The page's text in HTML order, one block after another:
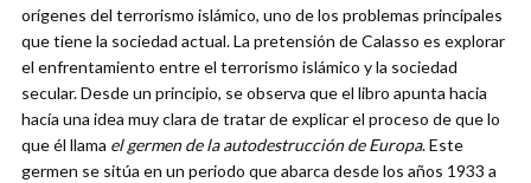
orígenes del terrorismo islámico, uno de los problemas principales
que tiene la sociedad actual. La pretensión de Calasso es explorar
el enfrentamiento entre el terrorismo islámico y la sociedad
secular. Desde un principio, se observa que el libro apunta hacia
hacía una idea muy clara de tratar de explicar el proceso de que lo
que él llama el germen de la autodestrucción de Europa. Este
germen se sitúa en un periodo que abarca desde los años 1933 a